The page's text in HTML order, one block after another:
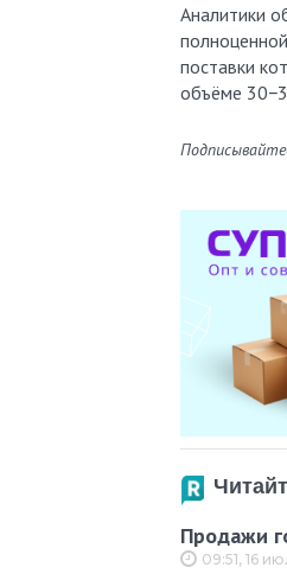
Аналитики
поставки
объёме
Продажи
09:51, 16